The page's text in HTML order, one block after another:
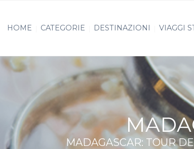
HOME CATEGORIE DESTINAZIONI VIAGGI
MADAGASCAR: TOUR